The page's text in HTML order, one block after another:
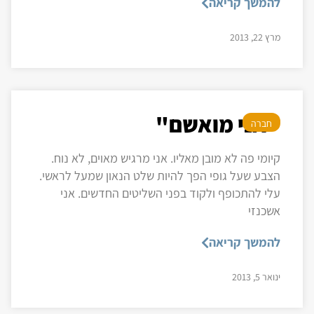
מרץ 22, 2013
חברה
"אני מואשם"
קיומי פה לא מובן מאליו. אני מרגיש מאוים, לא נוח.
הצבע שעל גופי הפך להיות שלט הנאון שמעל לראשי.
עלי להתכופף ולקוד בפני השליטים החדשים. אני
אשכנזי
להמשך קריאה
ינואר 5, 2013